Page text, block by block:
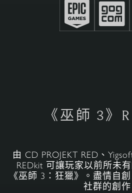
《巫師 3》
由 CD PROJEKT RED、
REDkit 可讓玩家以前所未
《巫師 3：狂獵》。盡情自
社群的創作